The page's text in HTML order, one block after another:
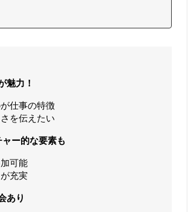
魅力！
仕事の特徴
を伝えたい
ー的な要素も
可能
充実
あり